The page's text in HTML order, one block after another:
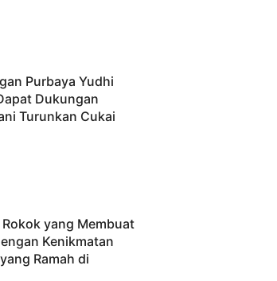
Purbaya Yudhi
Dukungan
Turunkan Cukai
yang Membuat
Kenikmatan
Ramah di